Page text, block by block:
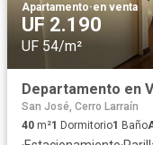
Apartamento·en venta
UF 2.190
UF 54/m²
Departamento en
San José, Cerro Larraín
40 m²1 Dormitorio1 Baño